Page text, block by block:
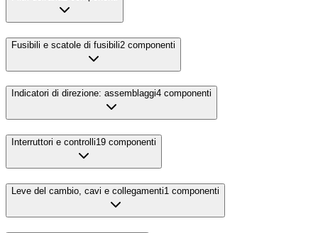
Fusibili e scatole di fusibili2 componenti
Indicatori di direzione: assemblaggi4 componenti
Interruttori e controlli19 componenti
Leve del cambio, cavi e collegamenti1 componenti